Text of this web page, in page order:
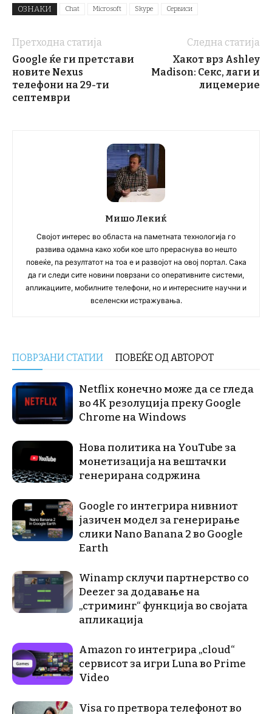
ОЗНАКИ Chat Microsoft Skype Сервиси
Претходна статија
Google ќе ги претстави
новите Nexus
телефони на 29-ти
септември
Следна статија
Хакот врз Ashley
Madison: Секс, лаги и
лицемерие
Мишо Лекиќ
Својот интерес во областа на паметната технологија го
развива одамна како хоби кое што прераснува во нешто
повеќе, па резултатот на тоа е и развојот на овој портал. Сака
да ги следи сите новини поврзани со оперативните системи,
апликациите, мобилните телефони, но и интересните научни и
вселенски истражувања.
ПОВРЗАНИ СТАТИИ ПОВЕЌЕ ОД АВТОРОТ
Netflix конечно може да се гледа
во 4K резолуција преку Google
Chrome на Windows
Нова политика на YouTube за
монетизација на вештачки
генерирана содржина
Google го интегрира нивниот
јазичен модел за генерирање
слики Nano Banana 2 во Google
Earth
Winamp склучи партнерство со
Deezer за додавање на
„стриминг“ функција во својата
апликација
Amazon го интегрира „cloud“
сервисот за игри Luna во Prime
Video
Visa го претвора телефонот во